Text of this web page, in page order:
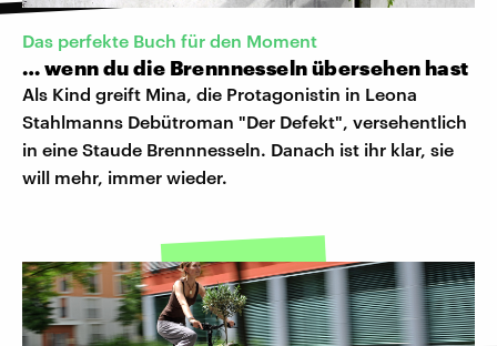
Das perfekte Buch für den Moment
… wenn du die Brennnesseln übersehen hast
Als Kind greift Mina, die Protagonistin in Leona
Stahlmanns Debütroman "Der Defekt", versehentlich
in eine Staude Brennnesseln. Danach ist ihr klar, sie
will mehr, immer wieder.